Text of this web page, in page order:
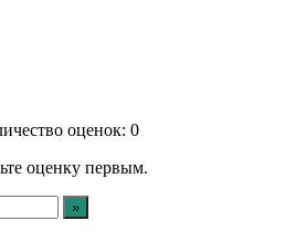
оценок: 0
оценку первым.